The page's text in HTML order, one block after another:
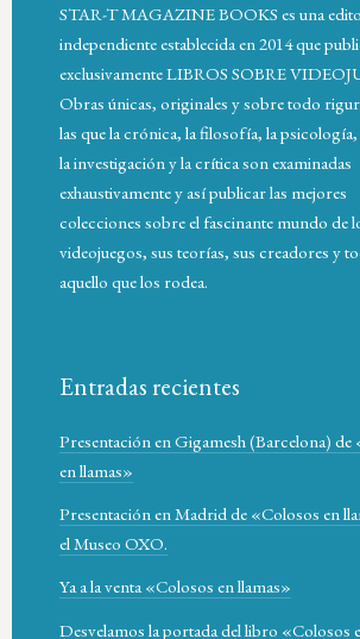
STAR-T MAGAZINE BOOKS es una
independiente establecida en 2014 que
exclusivamente LIBROS SOBRE
Obras únicas, originales y sobre todo
las que la crónica, la filosofía, la psicología,
la investigación y la crítica son examinadas
exhaustivamente y así publicar las mejores
colecciones sobre el fascinante mundo de
videojuegos, sus teorías, sus creadores y
aquello que los rodea.
Entradas recientes
Presentación en Gigamesh (Barcelona) de
en llamas»
Presentación en Madrid de «Colosos en
el Museo OXO.
Ya a la venta «Colosos en llamas»
Desvelamos la portada del libro «Colosos